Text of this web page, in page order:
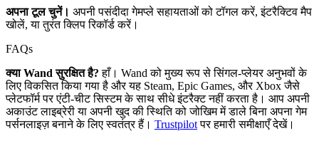
अपना टूल चुनें। अपनी पसंदीदा गेमप्ले सहायताओं को टॉगल करें, इंटरैक्टिव मैप
खोलें, या तुरंत क्लिप रिकॉर्ड करें।
FAQs
क्या Wand सुरक्षित है? हाँ। Wand को मुख्य रूप से सिंगल-प्लेयर अनुभवों के
लिए विकसित किया गया है और यह Steam, Epic Games, और Xbox जैसे
प्लेटफॉर्म पर एंटी-चीट सिस्टम के साथ सीधे इंटरैक्ट नहीं करता है। आप अपनी
अकाउंट लाइब्रेरी या अपनी खुद की स्थिति को जोखिम में डाले बिना अपना गेम
पर्सनलाइज़ बनाने के लिए स्वतंत्र हैं। Trustpilotपर हमारी समीक्षाएँ देखें।